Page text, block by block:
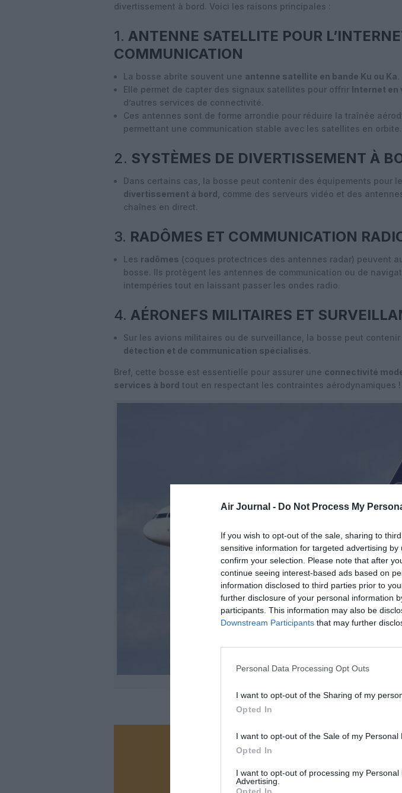
Air Journal - Do Not Process My
If you wish to opt-out of the sale, sharing to
sensitive information for targeted advertising
confirm your selection. Please note that after
continue seeing interest-based ads based on
information disclosed to third parties prior to
further disclosure of your personal information
participants. This information may also be
Downstream Participants that may further
Personal Data Processing Opt Outs
I want to opt-out of the Sharing of my
Opted In
I want to opt-out of the Sale of my Personal
Opted In
I want to opt-out of processing my Personal
Advertising.
Opted In
divertissement à bord. Voici les raisons principales :
1. ANTENNE SATELLITE POUR
COMMUNICATION
La bosse abrite souvent une antenne satellite en bande Ku ou Ka.
Elle permet de capter des signaux satellites pour offrir Internet en
d’autres services de connectivité.
Ces antennes sont de forme arrondie pour réduire la traînée
permettant une communication stable avec les satellites en orbite.
2. SYSTÈMES DE DIVERTISSEMENT À
Dans certains cas, la bosse peut contenir des équipements pour
divertissement à bord , comme des serveurs vidéo et des
chaînes en direct.
3. RADÔMES ET COMMUNICATION
Les radômes (coques protectrices des antennes radar) peuvent
bosse. Ils protègent les antennes de communication ou de
intempéries tout en laissant passer les ondes radio.
4. AÉRONEFS MILITAIRES ET
Sur les avions militaires ou de surveillance, la bosse peut contenir
détection et de communication spécialisés.
Bref, cette bosse est essentielle pour assurer une connectivité
services à bord tout en respectant les contraintes aérodynamiques !
Vous avez apprécié l’article ?